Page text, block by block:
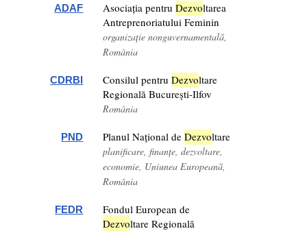
ADAF Asociația pentruDezvoltarea
Antreprenoriatului Feminin
organizație nonguvernamentală,
România
CDRBI Consilul pentruDezvoltare
Regională București-Ilfov
România
PND Planul Național deDezvoltare
planificare, finanțe, dezvoltare,
economie, Uniunea Europeană,
România
FEDR
Fondul European de
Dezvoltare Regională